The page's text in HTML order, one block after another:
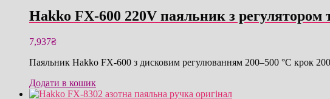
Hakko FX-600 220V паяльник з регулятором
7,937₴
Паяльник Hakko FX-600 з дисковим регулюванням 200–500 °C крок
Додати в кошик